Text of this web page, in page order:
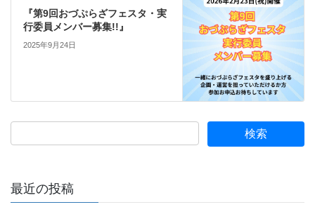
『第9回おづぷらざフェスタ・実
行委員メンバー募集!!』
2025年9月24日
最近の投稿